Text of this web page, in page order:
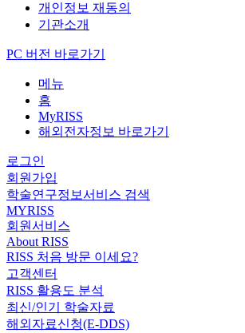
개인정보 재동의
기관소개
PC 버전 바로가기
메뉴
홈
MyRISS
해외전자정보 바로가기
로그인
회원가입
학술연구정보서비스 검색
MYRISS
회원서비스
About RISS
RISS 처음 방문 이세요?
고객센터
RISS 활용도 분석
최신/인기 학술자료
해외자료신청(E-DDS)